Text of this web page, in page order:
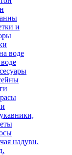
и
надувн.